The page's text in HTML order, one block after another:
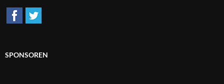
SPONSOREN